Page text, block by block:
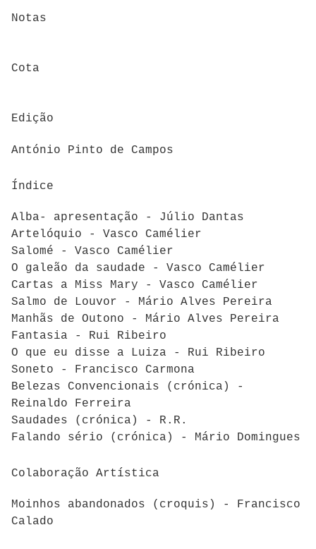
Notas
Cota
Edição
António Pinto de Campos
Índice
Alba- apresentação - Júlio Dantas
Artelóquio - Vasco Camélier
Salomé - Vasco Camélier
O galeão da saudade - Vasco Camélier
Cartas a Miss Mary - Vasco Camélier
Salmo de Louvor - Mário Alves Pereira
Manhãs de Outono - Mário Alves Pereira
Fantasia - Rui Ribeiro
O que eu disse a Luiza - Rui Ribeiro
Soneto - Francisco Carmona
Belezas Convencionais (crónica) -
Reinaldo Ferreira
Saudades (crónica) - R.R.
Falando sério (crónica) - Mário Domingues
Colaboração Artística
Moinhos abandonados (croquis) - Francisco
Calado